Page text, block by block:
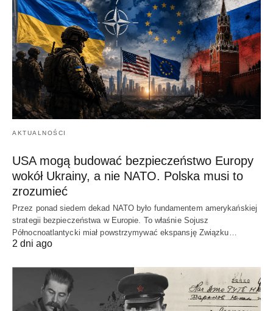
AKTUALNOŚCI
USA mogą budować bezpieczeństwo Europy
wokół Ukrainy, a nie NATO. Polska musi to
zrozumieć
Przez ponad siedem dekad NATO było fundamentem amerykańskiej
strategii bezpieczeństwa w Europie. To właśnie Sojusz
Północnoatlantycki miał powstrzymywać ekspansję Związku…
2 dni ago